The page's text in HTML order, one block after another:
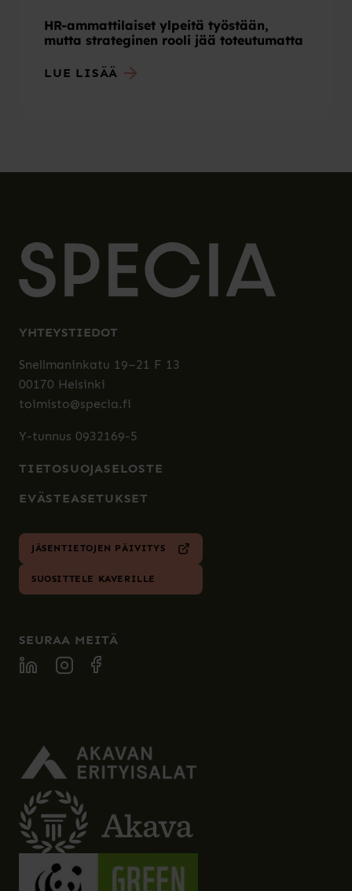
HR-ammattilaiset ylpeitä työstään,
mutta strateginen rooli jää toteutumatta
LUE LISÄÄ
YHTEYSTIEDOT
Snellmaninkatu 19–21 F 13
00170 Helsinki
toimisto@specia.fi
Y-tunnus 0932169-5
TIETOSUOJASELOSTE
EVÄSTEASETUKSET
JÄSENTIETOJEN PÄIVITYS
SUOSITTELE KAVERILLE
SEURAA MEITÄ
SPECIA LINKEDIN
SPECIA INSTAGRAM
SPECIA FACEBOOK